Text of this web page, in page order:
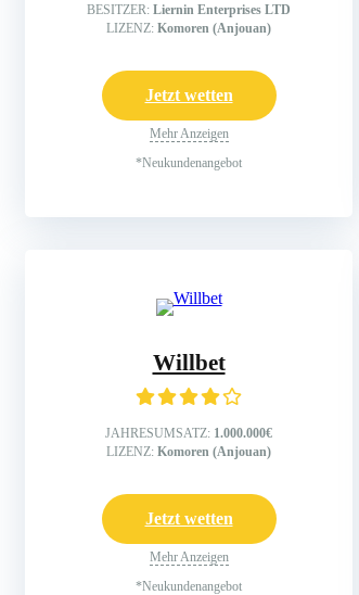
BESITZER: Liernin Enterprises LTD
LIZENZ: Komoren (Anjouan)
Jetzt wetten
Mehr Anzeigen
*Neukundenangebot
Willbet
JAHRESUMSATZ: 1.000.000€
LIZENZ: Komoren (Anjouan)
Jetzt wetten
Mehr Anzeigen
*Neukundenangebot